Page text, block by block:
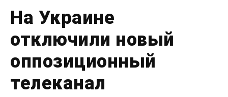
На Украине
отключили новый
оппозиционный
телеканал